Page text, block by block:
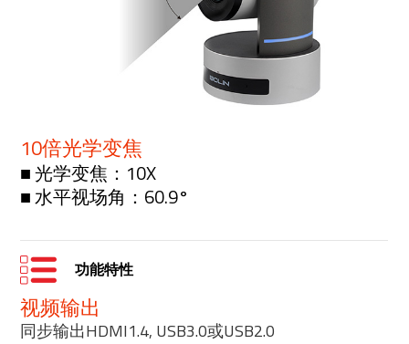
10倍光学变焦
■ 光学变焦：10X
■ 水平视场角：60.9°
功能特性
视频输出
同步输出HDMI1.4, USB3.0或USB2.0